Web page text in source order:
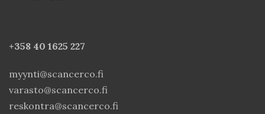
+358 40 1625 227
myynti@scancerco.fi
varasto@scancerco.fi
reskontra@scancerco.fi